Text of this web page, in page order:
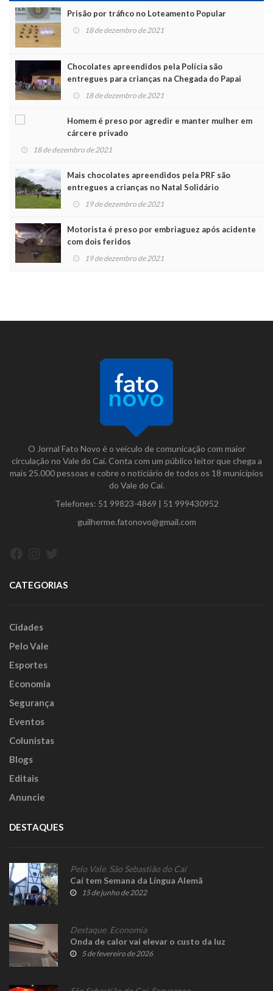
Prisão por tráfico no Loteamento Popular
18 de dezembro de 2021
Chocolates apreendidos pela Polícia são
entregues para crianças na Chegada do Papai
Noel
18 de dezembro de 2021
Homem é preso por agredir e manter mulher em
cárcere privado
18 de dezembro de 2021
Mais chocolates apreendidos pela PRF são
entregues a crianças no Natal Solidário
19 de dezembro de 2021
Motorista é preso por embriaguez após acidente
com dois feridos
19 de dezembro de 2021
O Jornal Fato Novo é o veículo de comunicação com maior
circulação no Vale do Caí. Conta com um público leitor que chega a
mais 25.000 pessoas e cobre o noticiário de todos os 18 municípios
do Vale do Caí.
Telefones: 51 99823-4869 | 51 999430952
guilherme.fatonovo@gmail.com
CATEGORIAS
Cidades
Pelo Vale
Esportes
Economia
Segurança
Eventos
Colunistas
Blogs
Editais
Anuncie
DESTAQUES
Pelo Vale, São Sebastião do Caí
Caí tem Semana da Língua Alemã
15 de junho de 2022
Destaque, Economia
Onda de calor vai elevar o custo da luz
5 de fevereiro de 2026